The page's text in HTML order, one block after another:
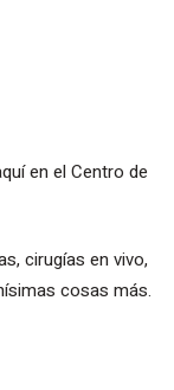
en el Centro de
cirugías en vivo,
cosas más.